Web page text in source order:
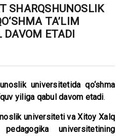
SHARQSHUNOSLIK
TA’LIM
DAVOM ETADI
universitetida qo‘shma
yiliga qabul davom etadi.
universiteti va Xitoy Xalq
universitetining